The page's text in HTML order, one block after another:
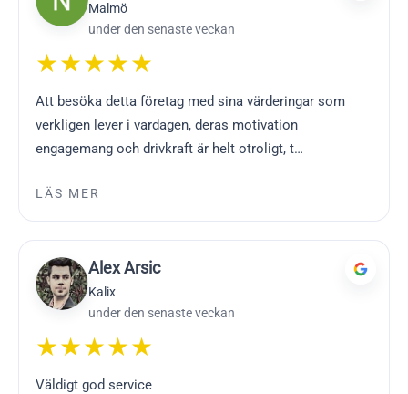
Malmö
under den senaste veckan
★★★★★
Att besöka detta företag med sina värderingar som
verkligen lever i vardagen, deras motivation
engagemang och drivkraft är helt otroligt, t…
LÄS MER
Alex Arsic
Kalix
under den senaste veckan
★★★★★
Väldigt god service